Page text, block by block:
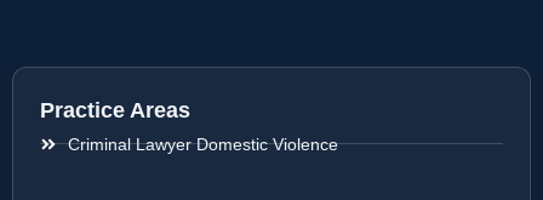
Practice Areas
Criminal Lawyer Domestic Violence